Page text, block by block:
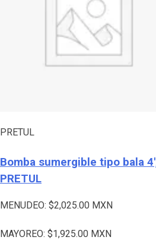
PRETUL
Bomba sumergible tipo bala
PRETUL
MENUDEO: $2,025.00 MXN
MAYOREO: $1,925.00 MXN